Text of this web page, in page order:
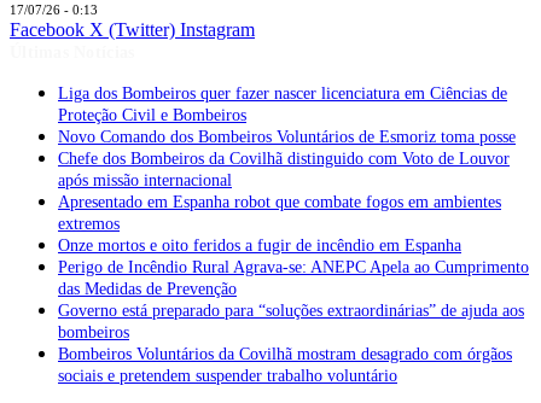
17/07/26 - 0:13
Facebook X (Twitter) Instagram
Liga dos Bombeiros quer fazer nascer licenciatura em Ciências de
Proteção Civil e Bombeiros
Novo Comando dos Bombeiros Voluntários de Esmoriz toma posse
Chefe dos Bombeiros da Covilhã distinguido com Voto de Louvor
após missão internacional
Apresentado em Espanha robot que combate fogos em ambientes
extremos
Onze mortos e oito feridos a fugir de incêndio em Espanha
Perigo de Incêndio Rural Agrava-se: ANEPC Apela ao Cumprimento
das Medidas de Prevenção
Governo está preparado para “soluções extraordinárias” de ajuda aos
bombeiros
Bombeiros Voluntários da Covilhã mostram desagrado com órgãos
sociais e pretendem suspender trabalho voluntário